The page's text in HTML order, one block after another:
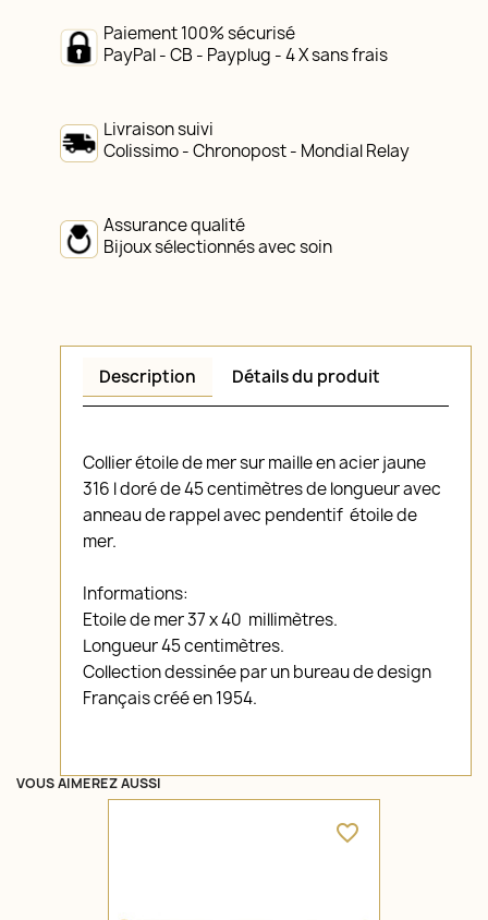
Paiement 100% sécurisé
PayPal - CB - Payplug - 4 X sans frais
Livraison suivi
Colissimo - Chronopost - Mondial Relay
Assurance qualité
Bijoux sélectionnés avec soin
Description Détails du produit
Collier étoile de mer sur maille en acier jaune
316 l doré de 45 centimètres de longueur avec
anneau de rappel avec pendentif étoile de
mer.
Informations:
Etoile de mer 37 x 40 millimètres.
Longueur 45 centimètres.
Collection dessinée par un bureau de design
Français créé en 1954.
VOUS AIMEREZ AUSSI
favorite_border